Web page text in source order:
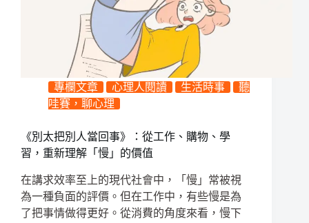
專欄文章 心理人閱讀 生活時事
聽
哇賽，聊心理
《別太把別人當回事》：從工作、購物、學
習，重新理解「慢」的價值
在講求效率至上的現代社會中，「慢」常被視
為一種負面的評價。但在工作中，有些慢是為
了把事情做得更好。從消費的角度來看，慢下